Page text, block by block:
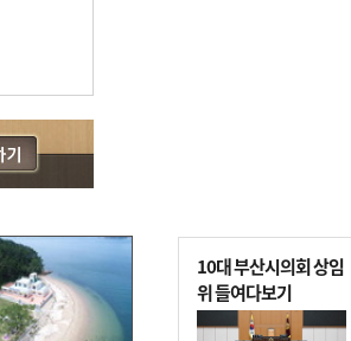
10대 부산시의회 상임
위 들여다보기